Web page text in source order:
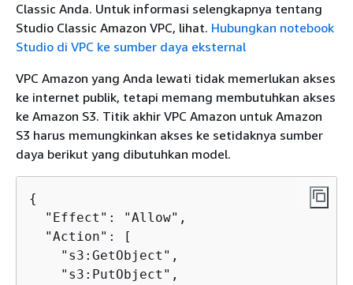
Classic Anda. Untuk informasi selengkapnya tentang
Studio Classic Amazon VPC, lihat. Hubungkan notebook
Studio di VPC ke sumber daya eksternal
VPC Amazon yang Anda lewati tidak memerlukan akses
ke internet publik, tetapi memang membutuhkan akses
ke Amazon S3. Titik akhir VPC Amazon untuk Amazon
S3 harus memungkinkan akses ke setidaknya sumber
daya berikut yang dibutuhkan model.
{
  "Effect": "Allow",
  "Action": [
    "s3:GetObject",
    "s3:PutObject",